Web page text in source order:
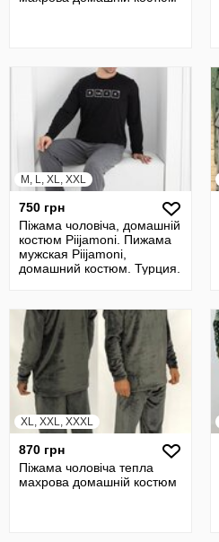
M, L, XL, XXL
750 грн
Піжама чоловіча, домашній
костюм Piijamoni. Пижама
мужская Piijamoni,
домашний костюм. Турция.
XL, XXL, XXXL
870 грн
Піжама чоловіча тепла
махрова домашній костюм